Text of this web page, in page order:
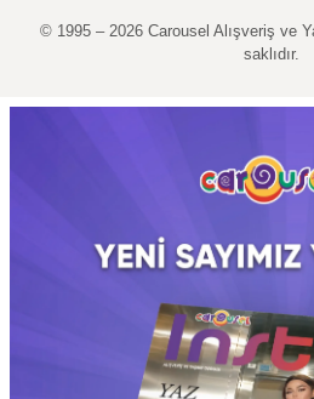
© 1995 – 2026 Carousel Alışveriş ve
saklıdır.